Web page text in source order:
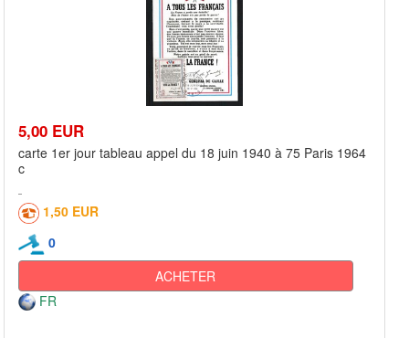
5,00 EUR
carte 1er jour tableau appel du 18 juin 1940 à 75 Paris 1964
c
1,50 EUR
0
ACHETER
FR